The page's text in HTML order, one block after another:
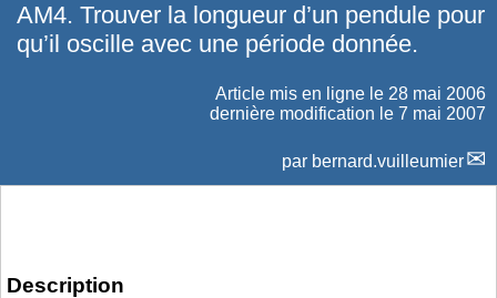
AM4. Trouver la longueur d’un pendule pour
qu’il oscille avec une période donnée.
Article mis en ligne le 28 mai 2006
dernière modification le 7 mai 2007
par bernard.vuilleumier
Description